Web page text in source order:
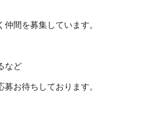
間を募集しています。
など
お待ちしております。